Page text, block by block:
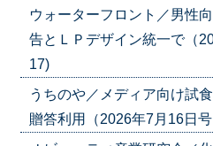
ウォーターフロント／男性
告とＬＰデザイン統一で（
17)
うちのや／メディア向け試
贈答利用（2026年7月16日